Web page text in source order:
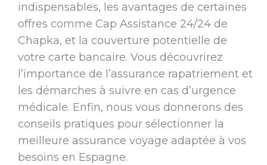
indispensables, les avantages de certaines
offres comme Cap Assistance 24/24 de
Chapka, et la couverture potentielle de
votre carte bancaire. Vous découvrirez
l’importance de l’assurance rapatriement et
les démarches à suivre en cas d’urgence
médicale. Enfin, nous vous donnerons des
conseils pratiques pour sélectionner la
meilleure assurance voyage adaptée à vos
besoins en Espagne.